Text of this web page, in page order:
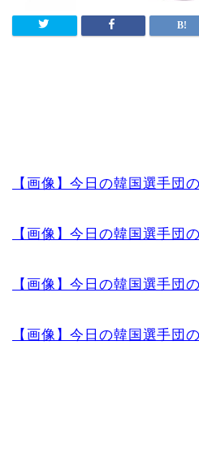
【画像】今日の韓国選手団
【画像】今日の韓国選手団
【画像】今日の韓国選手団
【画像】今日の韓国選手団